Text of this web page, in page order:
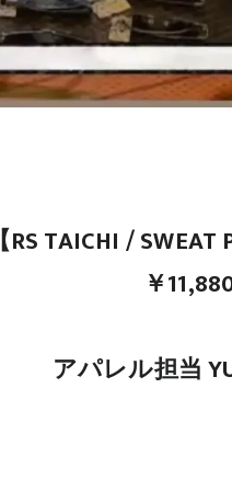
【RS TAICHI / SWEAT
￥
アパレル担当